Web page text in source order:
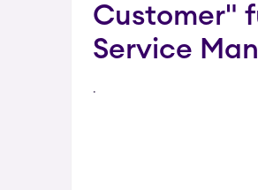
Customer"
Service
.